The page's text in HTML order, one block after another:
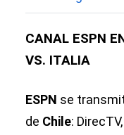
CANAL ESPN
VS. ITALIA
ESPN se
de Chile: